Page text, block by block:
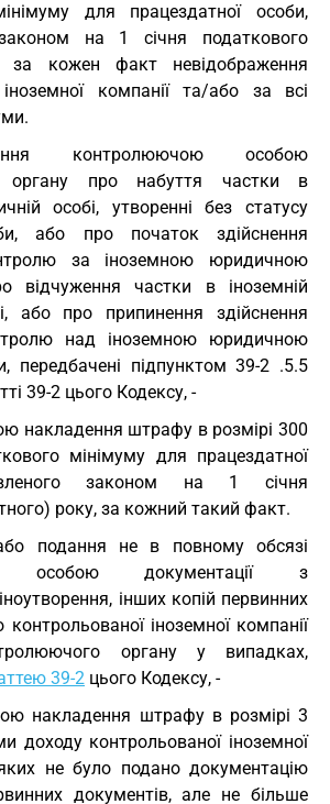
для працездатної особи,
на 1 січня податкового
за кожен факт невідображення
іноземної компанії та/або за всі
контролюючою особою
органу про набуття частки в
особі, утворенні без статусу
або про початок здійснення
за іноземною юридичною
відчуження частки в іноземній
або про припинення здійснення
над іноземною юридичною
передбачені підпунктом 39-2 .5.5
39-2 цього Кодексу, -
накладення штрафу в розмірі 300
мінімуму для працездатної
законом на 1 січня
року, за кожний такий факт.
подання не в повному обсязі
особою документації з
інших копій первинних
іноземної компанії
органу у випадках,
39-2 цього Кодексу, -
накладення штрафу в розмірі 3
доходу контрольованої іноземної
не було подано документацію
документів, але не більше